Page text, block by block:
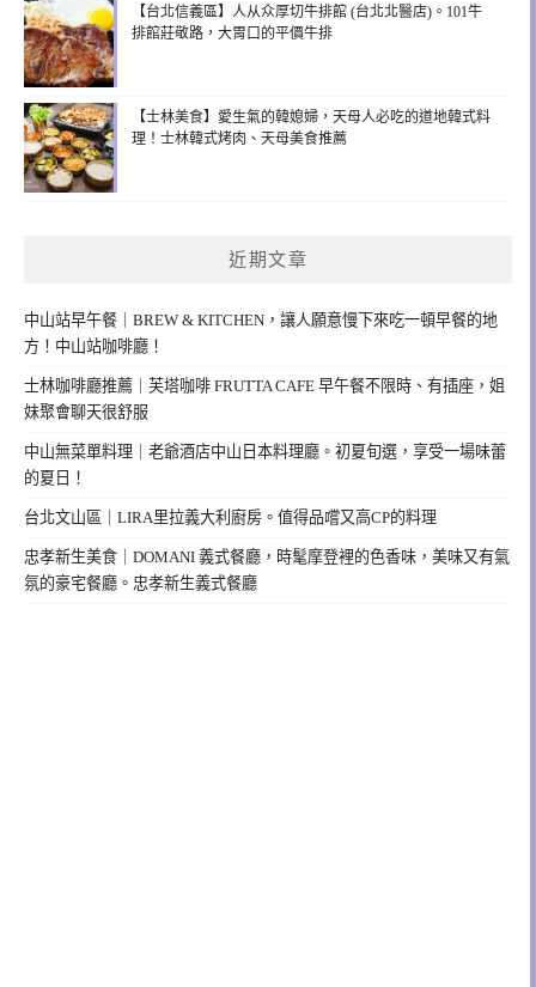
【台北信義區】人从众厚切牛排館 (台北北醫店)。101牛
排館莊敬路，大胃口的平價牛排
【士林美食】愛生氣的韓媳婦，天母人必吃的道地韓式料
理！士林韓式烤肉、天母美食推薦
近期文章
中山站早午餐｜BREW & KITCHEN，讓人願意慢下來吃一頓早餐的地
方！中山站咖啡廳！
士林咖啡廳推薦｜芙塔咖啡 FRUTTA CAFE 早午餐不限時、有插座，姐
妹聚會聊天很舒服
中山無菜單料理｜老爺酒店中山日本料理廳。初夏旬選，享受一場味蕾
的夏日！
台北文山區｜LIRA里拉義大利廚房。值得品嚐又高CP的料理
忠孝新生美食｜DOMANI 義式餐廳，時髦摩登裡的色香味，美味又有氣
氛的豪宅餐廳。忠孝新生義式餐廳